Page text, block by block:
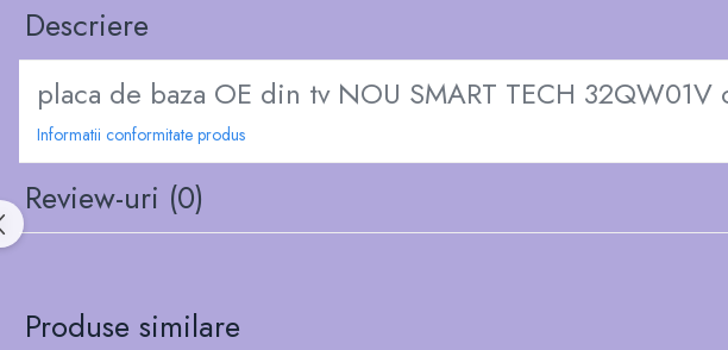
Descriere
placa de baza OE din tv NOU SMART TECH 32QW01V
Informatii conformitate produs
Review-uri (0)
Produse similare